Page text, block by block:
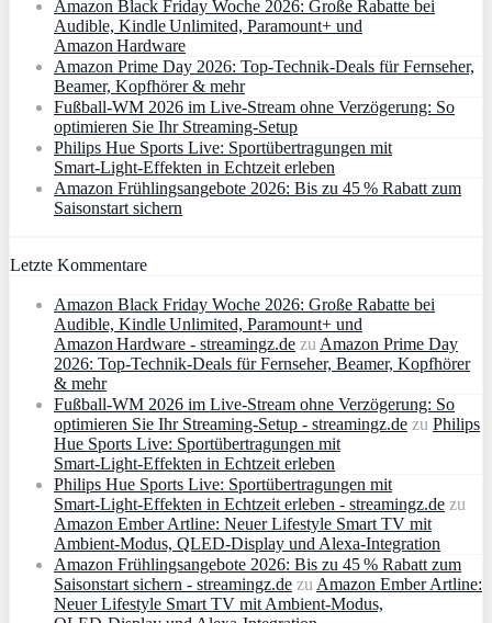
Amazon Black Friday Woche 2026: Große Rabatte bei
Audible, Kindle Unlimited, Paramount+ und
Amazon Hardware
Amazon Prime Day 2026: Top-Technik-Deals für Fernseher,
Beamer, Kopfhörer & mehr
Fußball-WM 2026 im Live-Stream ohne Verzögerung: So
optimieren Sie Ihr Streaming-Setup
Philips Hue Sports Live: Sportübertragungen mit
Smart‑Light‑Effekten in Echtzeit erleben
Amazon Frühlingsangebote 2026: Bis zu 45 % Rabatt zum
Saisonstart sichern
Letzte Kommentare
Amazon Black Friday Woche 2026: Große Rabatte bei
Audible, Kindle Unlimited, Paramount+ und
Amazon Hardware - streamingz.de zu Amazon Prime Day
2026: Top-Technik-Deals für Fernseher, Beamer, Kopfhörer
& mehr
Fußball-WM 2026 im Live-Stream ohne Verzögerung: So
optimieren Sie Ihr Streaming-Setup - streamingz.de zu Philips
Hue Sports Live: Sportübertragungen mit
Smart‑Light‑Effekten in Echtzeit erleben
Philips Hue Sports Live: Sportübertragungen mit
Smart‑Light‑Effekten in Echtzeit erleben - streamingz.de zu
Amazon Ember Artline: Neuer Lifestyle Smart TV mit
Ambient‑Modus, QLED‑Display und Alexa‑Integration
Amazon Frühlingsangebote 2026: Bis zu 45 % Rabatt zum
Saisonstart sichern - streamingz.de zu Amazon Ember Artline:
Neuer Lifestyle Smart TV mit Ambient‑Modus,